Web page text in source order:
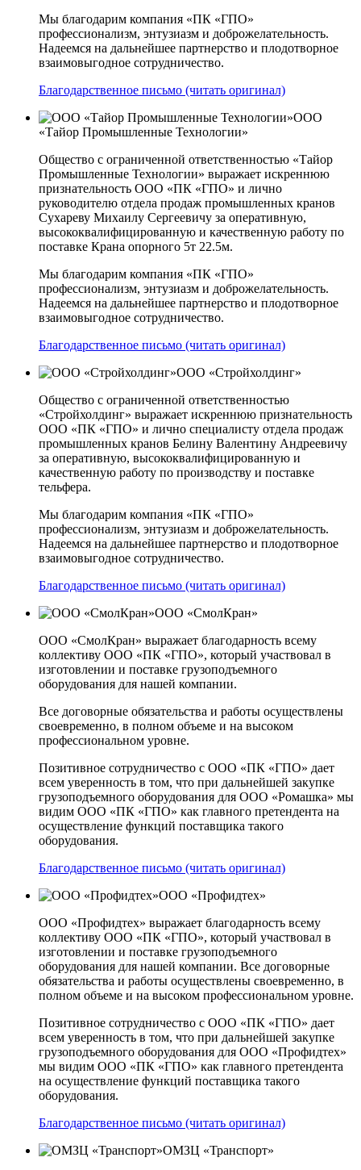
Мы благодарим компания «ПК «ГПО»
профессионализм, энтузиазм и доброжелательность.
Надеемся на дальнейшее партнерство и плодотворное
взаимовыгодное сотрудничество.
Благодарственное письмо (читать оригинал)
ООО
«Тайор Промышленные Технологии»
Общество с ограниченной ответственностью «Тайор
Промышленные Технологии» выражает искреннюю
признательность ООО «ПК «ГПО» и лично
руководителю отдела продаж промышленных кранов
Сухареву Михаилу Сергеевичу за оперативную,
высококвалифицированную и качественную работу по
поставке Крана опорного 5т 22.5м.
Мы благодарим компания «ПК «ГПО»
профессионализм, энтузиазм и доброжелательность.
Надеемся на дальнейшее партнерство и плодотворное
взаимовыгодное сотрудничество.
Благодарственное письмо (читать оригинал)
ООО «Стройхолдинг»
Общество с ограниченной ответственностью
«Стройхолдинг» выражает искреннюю признательность
ООО «ПК «ГПО» и лично специалисту отдела продаж
промышленных кранов Белину Валентину Андреевичу
за оперативную, высококвалифицированную и
качественную работу по производству и поставке
тельфера.
Мы благодарим компания «ПК «ГПО»
профессионализм, энтузиазм и доброжелательность.
Надеемся на дальнейшее партнерство и плодотворное
взаимовыгодное сотрудничество.
Благодарственное письмо (читать оригинал)
ООО «СмолКран»
ООО «СмолКран» выражает благодарность всему
коллективу ООО «ПК «ГПО», который участвовал в
изготовлении и поставке грузоподъемного
оборудования для нашей компании.
Все договорные обязательства и работы осуществлены
своевременно, в полном объеме и на высоком
профессиональном уровне.
Позитивное сотрудничество с ООО «ПК «ГПО» дает
всем уверенность в том, что при дальнейшей закупке
грузоподъемного оборудования для ООО «Ромашка» мы
видим ООО «ПК «ГПО» как главного претендента на
осуществление функций поставщика такого
оборудования.
Благодарственное письмо (читать оригинал)
ООО «Профидтех»
ООО «Профидтех» выражает благодарность всему
коллективу ООО «ПК «ГПО», который участвовал в
изготовлении и поставке грузоподъемного
оборудования для нашей компании. Все договорные
обязательства и работы осуществлены своевременно, в
полном объеме и на высоком профессиональном уровне.
Позитивное сотрудничество с ООО «ПК «ГПО» дает
всем уверенность в том, что при дальнейшей закупке
грузоподъемного оборудования для ООО «Профидтех»
мы видим ООО «ПК «ГПО» как главного претендента
на осуществление функций поставщика такого
оборудования.
Благодарственное письмо (читать оригинал)
ОМЗЦ «Транспорт»